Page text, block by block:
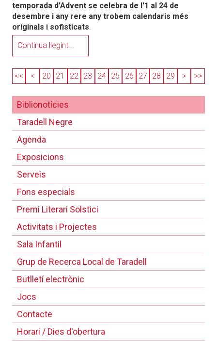
temporada d'Advent se celebra de l'1 al 24 de
desembre i any rere any trobem calendaris més
originals i sofisticats.
Continua llegint...
<< < 20 21 22 23 24 25 26 27 28 29 > >>
Biblionotícies
Taradell Negre
Agenda
Exposicions
Serveis
Fons especials
Premi Literari Solstici
Activitats i Projectes
Sala Infantil
Grup de Recerca Local de Taradell
Butlletí electrònic
Jocs
Contacte
Horari / Dies d'obertura